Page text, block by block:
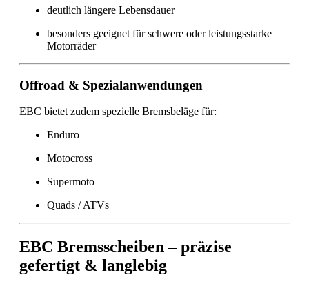
deutlich längere Lebensdauer
besonders geeignet für schwere oder leistungsstarke
Motorräder
Offroad & Spezialanwendungen
EBC bietet zudem spezielle Bremsbeläge für:
Enduro
Motocross
Supermoto
Quads / ATVs
EBC Bremsscheiben – präzise
gefertigt & langlebig